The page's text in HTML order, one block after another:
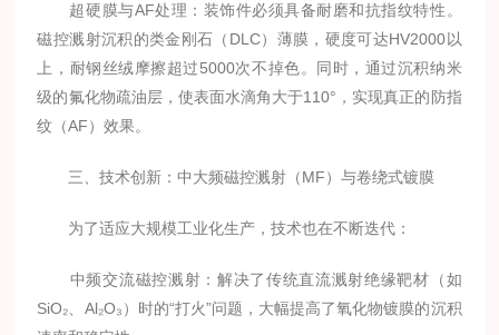
超硬膜与AF处理：装饰件必须具备耐磨和抗指纹特性。
磁控溅射沉积的类金刚石（DLC）薄膜，硬度可达HV2000以
上，耐钢丝绒摩擦超过5000次不掉色。同时，通过沉积纳米
级的氟化物疏油层，使表面水滴角大于110°，实现真正的防指
纹（AF）效果。
三、技术创新：中大频磁控溅射（MF）与卷绕式镀膜
为了适应大规模工业化生产，技术也在不断迭代：
中频交流磁控溅射：解决了传统直流溅射绝缘靶材（如
SiO₂、Al₂O₃）时的“打火”问题，大幅提高了氧化物镀膜的沉积